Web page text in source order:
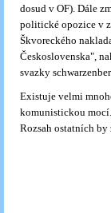
dosud v OF). Dále
politické opozice v
Škvoreckého
Československa",
svazky
Existuje velmi
komunistickou
Rozsah ostatních